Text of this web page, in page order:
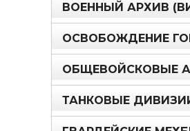
ВОЕННЫЙ АРХИВ
ОСВОБОЖДЕНИЕ
ОБЩЕВОЙСКОВЫЕ
ТАНКОВЫЕ